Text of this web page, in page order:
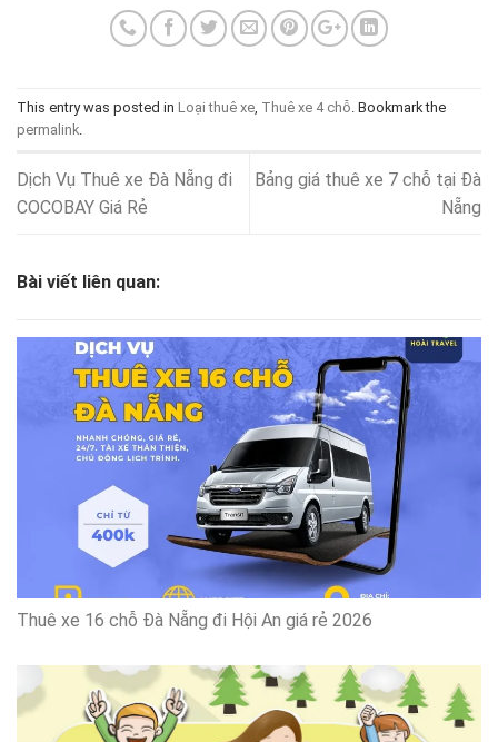
This entry was posted in Loại thuê xe Thuê xe 4 chỗ . Bookmark the
permalink
Dịch Vụ Thuê xe Đà Nẵng đi
COCOBAY Giá Rẻ
Bảng giá thuê xe 7 chỗ tại Đà
Nẵng
Bài viết liên quan:
Thuê xe 16 chỗ Đà Nẵng đi Hội An giá rẻ 2026